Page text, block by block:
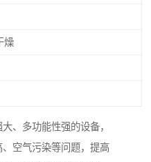
燥
、多功能性强的设备，
空气污染等问题，提高